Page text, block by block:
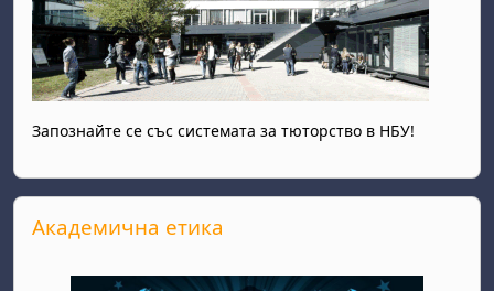
Запознайте се със системата за тюторство в НБУ!
Passer Академична етика
Академична етика